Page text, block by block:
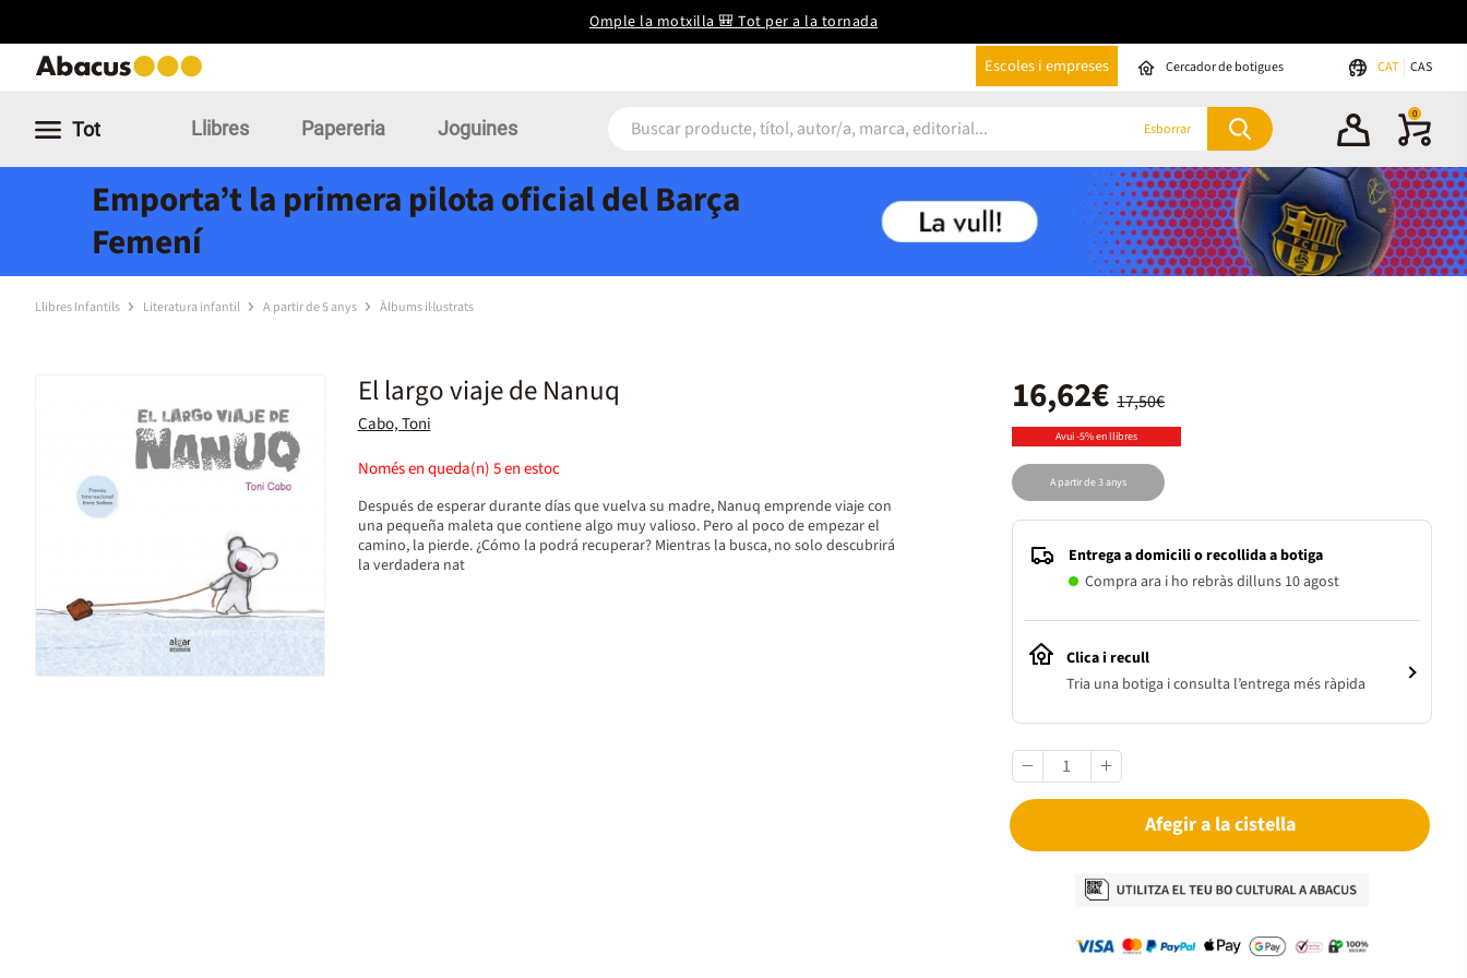
Omple la motxilla 🎒 Tot per a la tornada
Escoles i empreses Cercador de botigues CAT CAS
Tot Llibres Papereria Joguines Esborrar
0
Emporta’t la primera pilota oficial del Barça
Femení
Llibres Infantils Literatura infantil A partir de 5 anys Àlbums il·lustrats
El largo viaje de Nanuq
Cabo, Toni
Només en queda(n)5en estoc
Después de esperar durante días que vuelva su madre, Nanuq emprende viaje con
una pequeña maleta que contiene algo muy valioso. Pero al poco de empezar el
camino, la pierde. ¿Cómo la podrá recuperar? Mientras la busca, no solo descubrirá
la verdadera nat
17,50€
16,62€
Avui -5% en llibres
A partir de 3 anys
Entrega a domicili o recollida a botiga
Compra ara i ho rebràs dilluns 10 agost
Clica i recull
Tria una botiga i consulta l’entrega més ràpida
Afegir a la cistella